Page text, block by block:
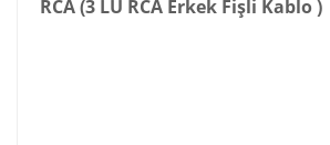
RCA (3 LÜ RCA Erkek Fişli Kablo )